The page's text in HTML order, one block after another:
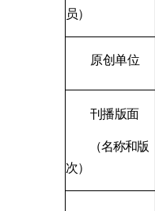
员）
原创单位
刊播版面
（名称和版
次）